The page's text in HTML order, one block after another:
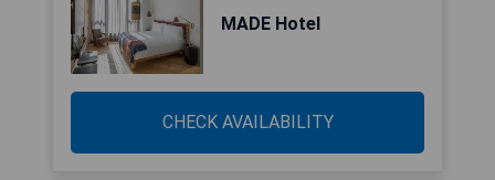
MADE Hotel
CHECK AVAILABILITY